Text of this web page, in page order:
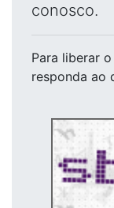
conosco.
Para liberar
responda ao